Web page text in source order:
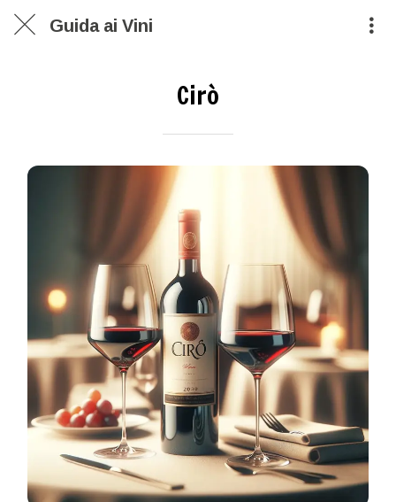
Guida ai Vini
Cirò